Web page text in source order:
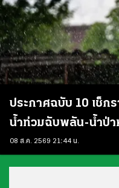
ประกาศฉบับ 10 เช็ก
น้ำท่วมฉับพลัน-น้ำป่
08 ส.ค. 2569 21:44 น.